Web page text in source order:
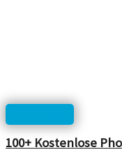
100+ Kostenlose